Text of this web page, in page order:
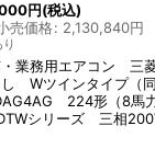
円(税込)
売価格: 2,130,840円
業務用エアコン 三
し Wツインタイプ（
224形（8馬
シリーズ 三相